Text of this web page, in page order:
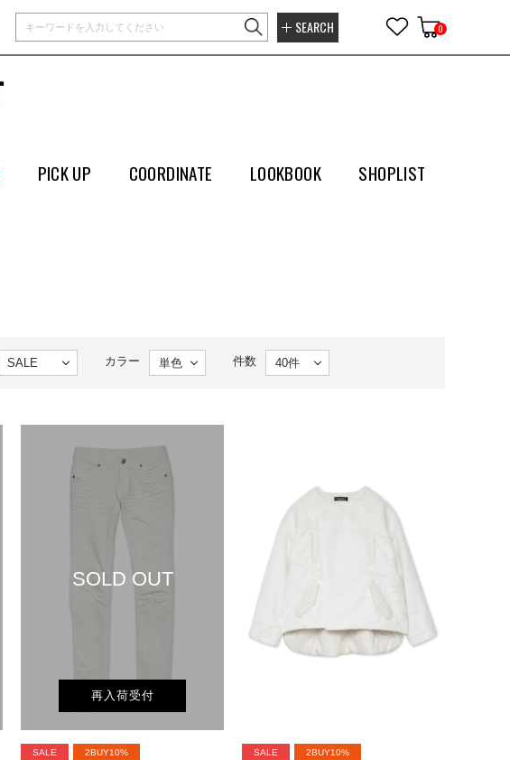
SEARCH 0
PICK UP COORDINATE LOOKBOOK SHOPLIST
カラー 件数
SOLD OUT
再入荷受付
SALE 2BUY10% SALE 2BUY10%